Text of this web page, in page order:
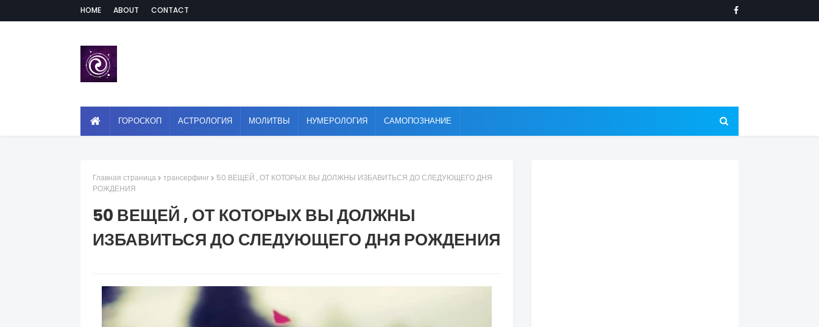
HOME ABOUT CONTACT
ГОРОСКОП АСТРОЛОГИЯ МОЛИТВЫ НУМЕРОЛОГИЯ САМОПОЗНАНИЕ
Главная страница трансерфинг
50 ВЕЩЕЙ , ОТ КОТОРЫХ ВЫ ДОЛЖНЫ ИЗБАВИТЬСЯ ДО СЛЕДУЮЩЕГО ДНЯ
РОЖДЕНИЯ
50 ВЕЩЕЙ , ОТ КОТОРЫХ ВЫ ДОЛЖНЫ
ИЗБАВИТЬСЯ ДО СЛЕДУЮЩЕГО ДНЯ РОЖДЕНИЯ